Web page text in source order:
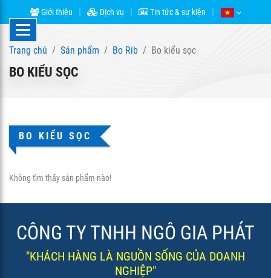
Giới thiệu Dịch vụ Tin tức & sự kiện
Trang chủ Sản phẩm Bo Rib Bo kiểu sọc
BO KIỂU SỌC
BO KIỂU SỌC
Không tìm thấy sản phẩm nào!
CÔNG TY TNHH NGÔ GIA PHÁT
"KHÁCH HÀNG LÀ NGUỒN SỐNG CỦA DOANH
NGHIỆP"